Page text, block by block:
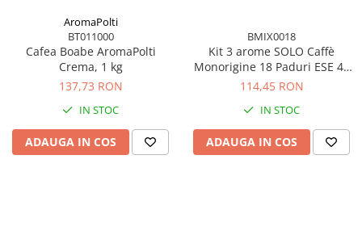
AromaPolti
BT011000
Cafea Boabe AromaPolti
Crema, 1 kg
137,73 RON
IN STOC
ADAUGA IN COS
BMIX0018
Kit 3 arome SOLO Caffè
Monorigine 18 Paduri ESE 44
mm
114,45 RON
IN STOC
ADAUGA IN COS